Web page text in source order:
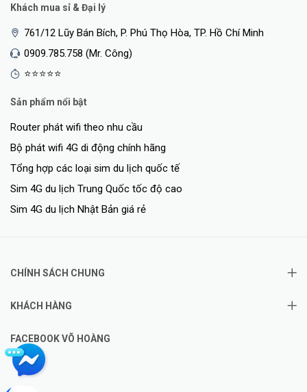
Khách mua sỉ & Đại lý
761/12 Lũy Bán Bích, P. Phú Thọ Hòa, TP. Hồ Chí Minh
0909.785.758 (Mr. Công)
⭐⭐⭐⭐⭐
Sản phẩm nổi bật
Router phát wifi theo nhu cầu
Bộ phát wifi 4G di động chính hãng
Tổng hợp các loại sim du lịch quốc tế
Sim 4G du lịch Trung Quốc tốc độ cao
Sim 4G du lịch Nhật Bản giá rẻ
CHÍNH SÁCH CHUNG
KHÁCH HÀNG
FACEBOOK VÕ HOÀNG